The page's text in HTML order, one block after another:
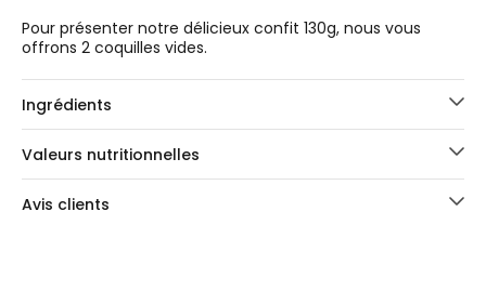
Pour présenter notre délicieux confit 130g, nous vous
offrons 2 coquilles vides.
Ingrédients
Valeurs nutritionnelles
Avis clients